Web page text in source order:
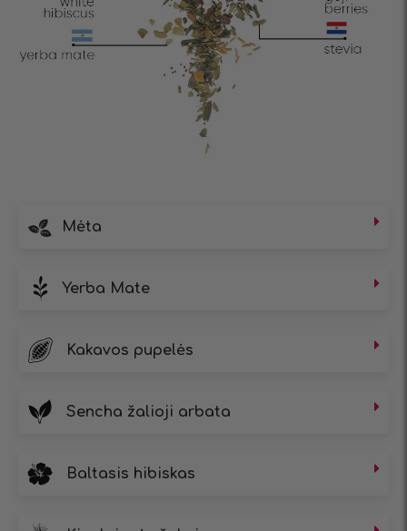
Mėta
Yerba Mate
Kakavos pupelės
Sencha žalioji arbata
Baltasis hibiskas